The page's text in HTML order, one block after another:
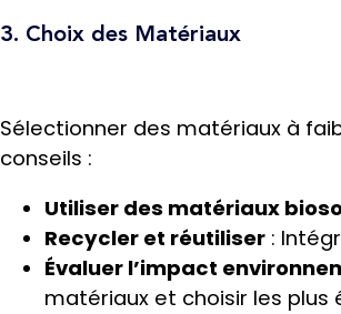
3. Choix des Matériaux
Sélectionner des matériaux à
conseils :
Utiliser des matériaux
Recycler et réutiliser :
Évaluer l’impact
matériaux et choisir les plus